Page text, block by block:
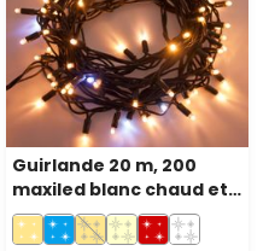
Guirlande 20 m, 200
maxiled blanc chaud et
blanc froid, câble vert,
prolongeable, IP67